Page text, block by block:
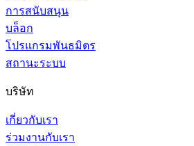
การสนับสนุน
บล็อก
โปรแกรมพันธมิตร
สถานะระบบ
บริษัท
เกี่ยวกับเรา
ร่วมงานกับเรา